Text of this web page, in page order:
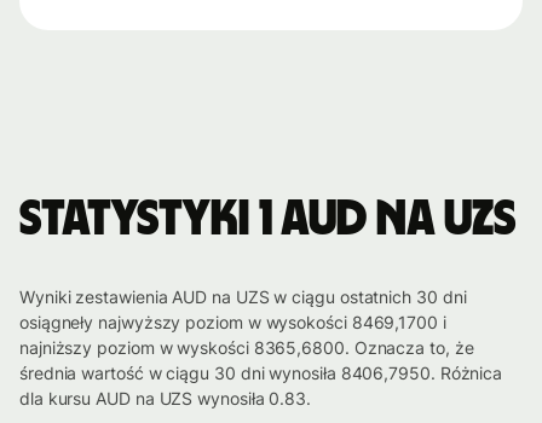
Statystyki 1 AUD na UZS
Wyniki zestawienia AUD na UZS w ciągu ostatnich 30 dni
osiągneły najwyższy poziom w wysokości 8469,1700 i
najniższy poziom w wyskości 8365,6800. Oznacza to, że
średnia wartość w ciągu 30 dni wynosiła 8406,7950. Różnica
dla kursu AUD na UZS wynosiła 0.83.